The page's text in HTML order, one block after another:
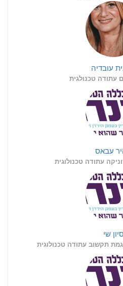
עובדיה
עתודה טכנולגית
עבאס
עתודה טכנולוגית
סיון שי
תקשוב עתודה טכנולוגית